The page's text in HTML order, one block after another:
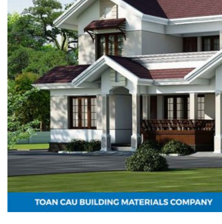
CF SHAKE
CF SHINGLE
CALIBRE
TẤM LỢP KIM LOẠI
PREMIUM - COPPER PRESTIGE ULTIMETAL HD
PREMIUM - COPPER PRESTIGE COMPACT PLUS
PREMIUM - COPPER PRESTIGE ELITE
PREMIUM - COPPER PRESTIGE TRADITIONAL
TẤM ỐP VOX
TẤM ỐP TRẦN INFRATOP
TẤM ỐP TƯỜNG MAX-3
TẤM ỐP ĐA NĂNG FRONTO